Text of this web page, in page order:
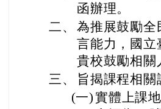
函辦理。
二、 為推展鼓勵全
言能力，國立
貴校鼓勵相關
三、
旨揭課程相關
(一)實體上課